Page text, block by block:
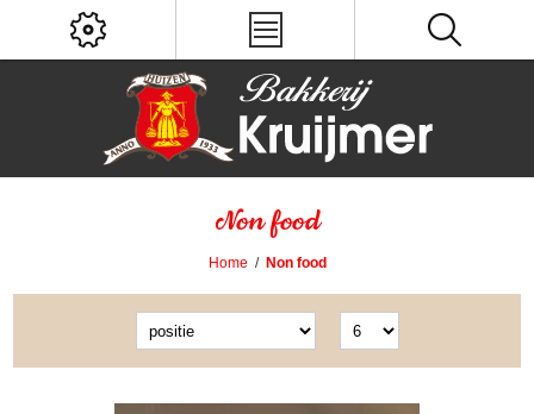
Non food
Home / Non food